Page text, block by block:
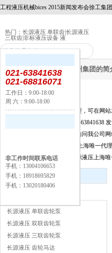
工程液压机械bices 2015新闻发布会徐工集
热门： 长源液压 单联齿长源液压
三联齿非标液压设备 液
九州集团 九州集团的简
公告：快速选择产品及新品选型，可在网
询价选型及信息咨询021-63841638
为方便移动端上网客户访问我公司
长源液压股份有限公司,上海唯一代
上海闵丰工业器材是长源液压上海
新闻资讯
长源液压 单联齿轮泵
长源液压 双联齿轮泵
长源液压 三联齿轮泵
长源液压 齿轮马达
021-63841638
021-68816071
工作日：9:00-18:00
周 六：9:00-18:00
非工作时间联系电话
手机：13004106653
手机：18918695829
手机：13020180406